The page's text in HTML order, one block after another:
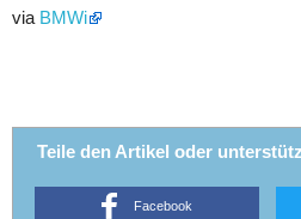
via BMWi
Teile den Artikel oder
Facebook